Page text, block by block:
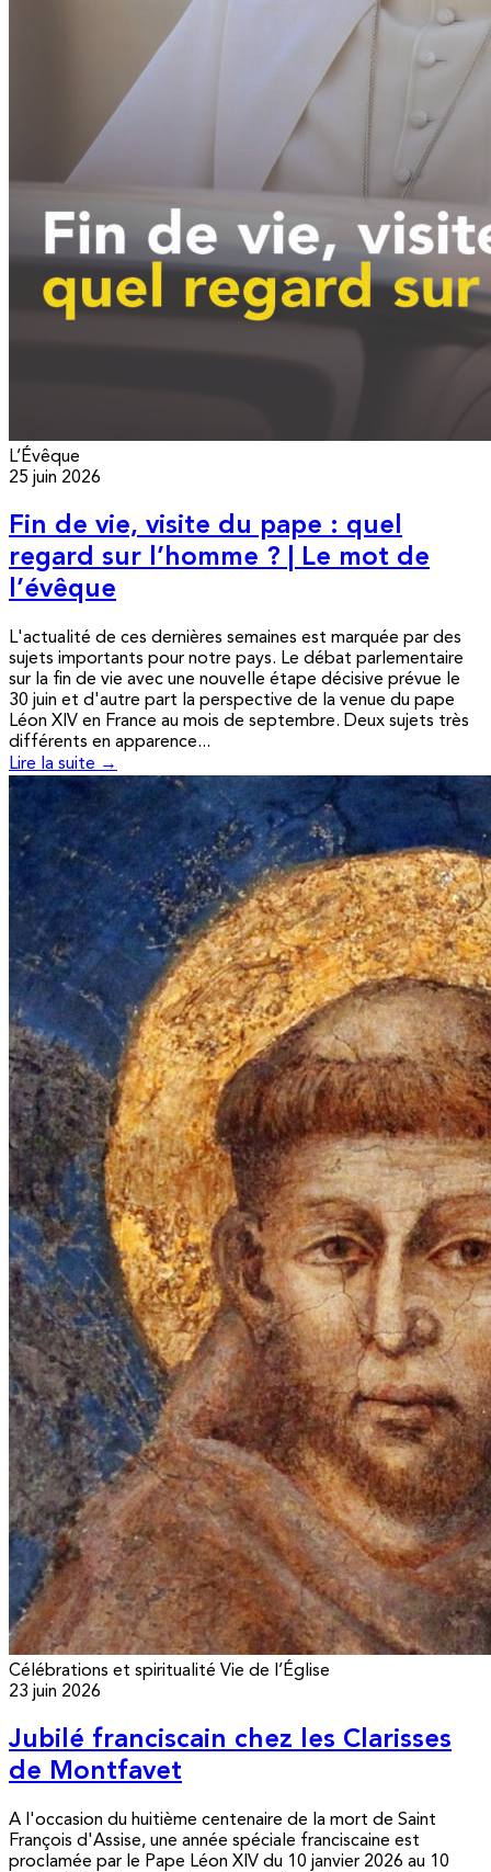
L’Évêque
25 juin 2026
Fin de vie, visite du pape : quel
regard sur l’homme ? | Le mot de
l’évêque
L'actualité de ces dernières semaines est marquée par des
sujets importants pour notre pays. Le débat parlementaire
sur la fin de vie avec une nouvelle étape décisive prévue le
30 juin et d'autre part la perspective de la venue du pape
Léon XIV en France au mois de septembre. Deux sujets très
différents en apparence...
Lire la suite →
Célébrations et spiritualité Vie de l’Église
23 juin 2026
Jubilé franciscain chez les Clarisses
de Montfavet
A l'occasion du huitième centenaire de la mort de Saint
François d'Assise, une année spéciale franciscaine est
proclamée par le Pape Léon XIV du 10 janvier 2026 au 10